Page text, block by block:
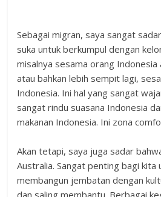
Sebagai migran, saya sangat
suka untuk berkumpul dengan
misalnya sesama orang Indonesia
atau bahkan lebih sempit lagi,
Indonesia. Ini hal yang sangat
sangat rindu suasana Indonesia
makanan Indonesia. Ini zona
Akan tetapi, saya juga sadar
Australia. Sangat penting bagi kita
membangun jembatan dengan